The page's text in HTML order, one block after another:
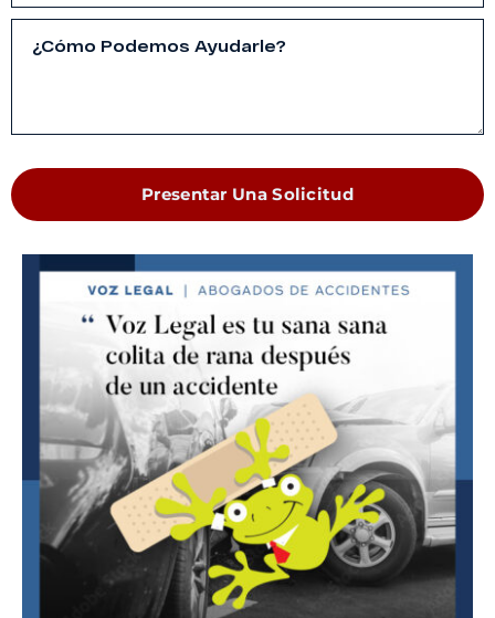
Presentar Una Solicitud